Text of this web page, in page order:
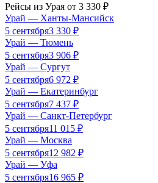
Рейсы из Урая от 3 330 ₽
Урай — Ханты-Мансийск
5 сентября3 330 ₽
Урай — Тюмень
5 сентября3 906 ₽
Урай — Сургут
5 сентября6 972 ₽
Урай — Екатеринбург
5 сентября7 437 ₽
Урай — Санкт-Петербург
5 сентября11 015 ₽
Урай — Москва
5 сентября12 982 ₽
Урай — Уфа
5 сентября16 965 ₽